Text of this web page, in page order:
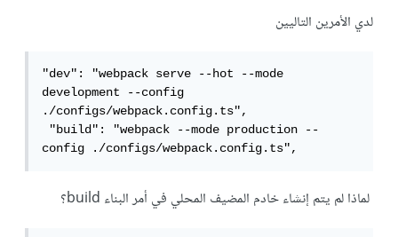
لدي الأمرين التاليين
"dev": "webpack serve --hot --mode
development --config
./configs/webpack.config.ts",
"build": "webpack --mode production --
config ./configs/webpack.config.ts",
لماذا لم يتم إنشاء خادم المضيف المحلي في أمر البناء build؟